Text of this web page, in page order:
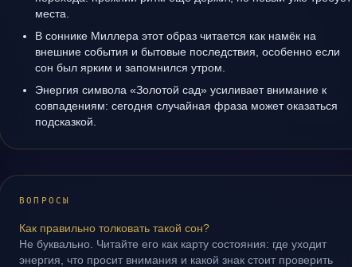
места.
В соннике Миллера этот образ читается как намёк на
внешние события и бытовые последствия, особенно если
сон был ярким и запомнился утром.
Энергия символа «Золотой сад» усиливает внимание к
совпадениям: сегодня случайная фраза может оказаться
подсказкой.
ВОПРОСЫ
Как правильно толковать такой сон?
Не буквально. Читайте его как карту состояния: где уходит
энергия, что просит внимания и какой знак стоит проверить